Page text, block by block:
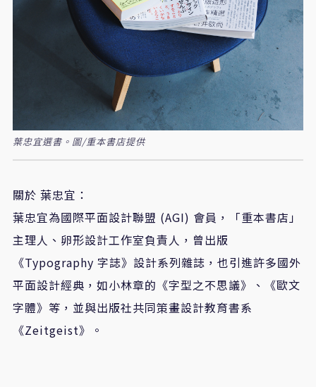
葉忠宜選書。圖/重本書店提供
關於 葉忠宜：
葉忠宜為國際平面設計聯盟 (AGI) 會員，「重本書店」
主理人、卵形設計工作室負責人，曾出版
《Typography 字誌》設計系列雜誌，也引進許多國外
平面設計經典，如小林章的《字型之不思議》、《歐文
字體》等，並與出版社共同策畫設計教育書系
《Zeitgeist》。